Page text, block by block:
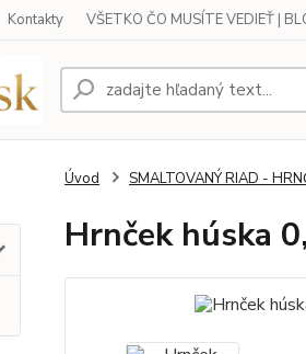
Kontakty VŠETKO ČO MUSÍTE VEDIEŤ |
Úvod SMALTOVANÝ RIAD -
Hrnček húska